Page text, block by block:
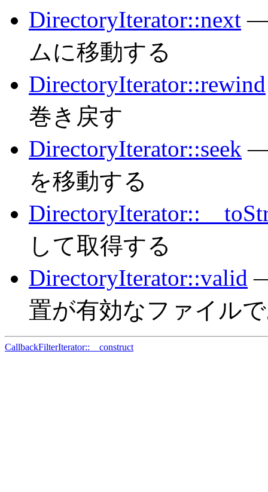
DirectoryIterator::next —
ムに移動する
DirectoryIterator::rewind
巻き戻す
DirectoryIterator::seek —
を移動する
して取得する
DirectoryIterator::valid
置が有効なファイル
CallbackFilterIterator::__construct